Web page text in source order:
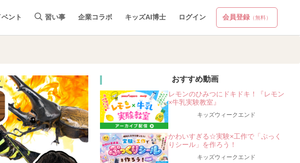
ント 習い事 企業コラボ キッズAI博士 ログイン 会員登録（無料）
おすすめ動画
レモンのひみつにドキドキ！『レモン
×牛乳実験教室』
キッズウィークエンド
かわいすぎる☆実験×工作で「ぷっく
りシール」を作ろう！
キッズウィークエンド